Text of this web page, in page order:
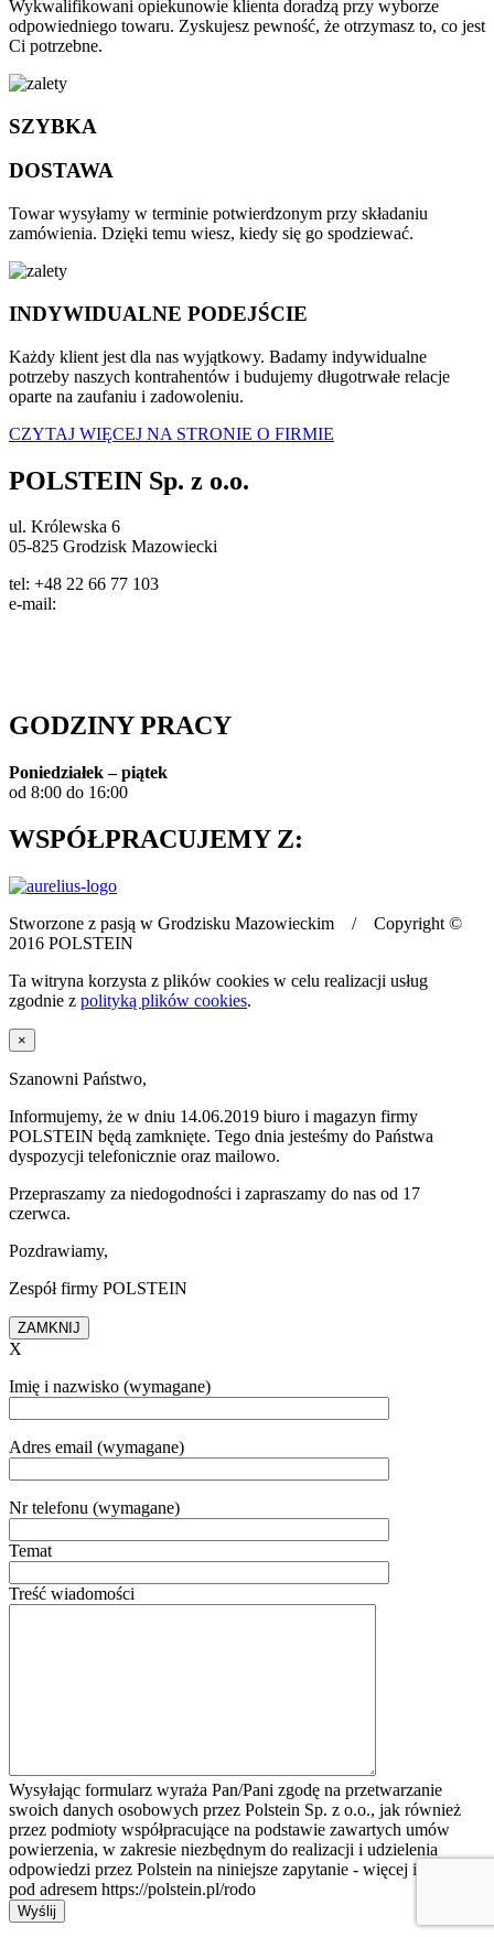
Wykwalifikowani opiekunowie klienta doradzą przy wyborze
odpowiedniego towaru. Zyskujesz pewność, że otrzymasz to, co jest
Ci potrzebne.
SZYBKA
DOSTAWA
Towar wysyłamy w terminie potwierdzonym przy składaniu
zamówienia. Dzięki temu wiesz, kiedy się go spodziewać.
INDYWIDUALNE PODEJŚCIE
Każdy klient jest dla nas wyjątkowy. Badamy indywidualne
potrzeby naszych kontrahentów i budujemy długotrwałe relacje
oparte na zaufaniu i zadowoleniu.
CZYTAJ WIĘCEJ NA STRONIE O FIRMIE
POLSTEIN Sp. z o.o.
ul. Królewska 6
05-825 Grodzisk Mazowiecki
tel: +48 22 66 77 103
e-mail:
GODZINY PRACY
Poniedziałek – piątek
od 8:00 do 16:00
WSPÓŁPRACUJEMY Z:
Stworzone z pasją w Grodzisku Mazowieckim / Copyright ©
2016 POLSTEIN
Ta witryna korzysta z plików cookies w celu realizacji usług
zgodnie z polityką plików cookies.
×
Szanowni Państwo,
Informujemy, że w dniu 14.06.2019 biuro i magazyn firmy
POLSTEIN będą zamknięte. Tego dnia jesteśmy do Państwa
dyspozycji telefonicznie oraz mailowo.
Przepraszamy za niedogodności i zapraszamy do nas od 17
czerwca.
Pozdrawiamy,
Zespół firmy POLSTEIN
ZAMKNIJ
X
Imię i nazwisko (wymagane)
Adres email (wymagane)
Nr telefonu (wymagane)
Temat
Treść wiadomości
Wysyłając formularz wyraża Pan/Pani zgodę na przetwarzanie
swoich danych osobowych przez Polstein Sp. z o.o., jak również
przez podmioty współpracujące na podstawie zawartych umów
powierzenia, w zakresie niezbędnym do realizacji i udzielenia
odpowiedzi przez Polstein na niniejsze zapytanie - więcej informacji
pod adresem https://polstein.pl/rodo
Wyślij